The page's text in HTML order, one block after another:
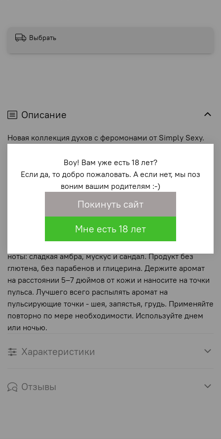
Выбрать
Описание
Новая коллекция духов с феромонами от Simply Sexy.
ноты, переплетающиеся с бархатистым мускусом.
Смешивается с собственным pH кожи владелицы,
создавая уникальный сексуальный аромат. Усиливает
сексуальную привлекательность. Верхние ноты: свежий
фиалка, роза, ландыш, розовый перец, кардамон,
малина, груша, яблочный и ананасовый сорбет. Базовые
ноты: сладкая амбра, мускус и сандал. Продукт без
глютена, без парабенов и глицерина. Держите аромат
на расстоянии 5–7 дюймов от кожи и наносите на точки
пульса. Лучшего всего распылять аромат на
пульсирующие точки - шея, запястья, грудь. Применяйте
повторно по мере необходимости. Используйте днем
или ночью.
Характеристики
Отзывы
Воу! Вам уже есть 18 лет?
Если да, то добро пожаловать. А если нет, мы поз
воним вашим родителям :-)
Покинуть сайт
Мне есть 18 лет